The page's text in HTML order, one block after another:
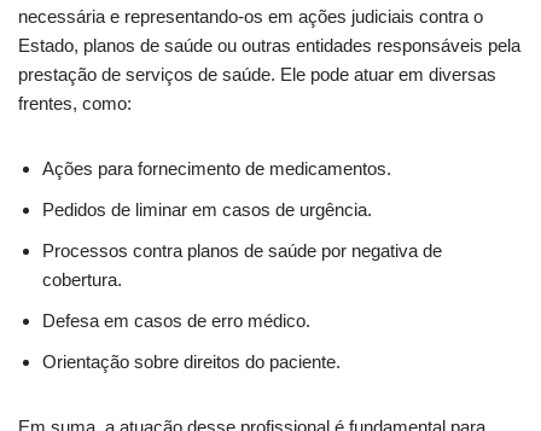
necessária e representando-os em ações judiciais contra o
Estado, planos de saúde ou outras entidades responsáveis pela
prestação de serviços de saúde. Ele pode atuar em diversas
frentes, como:
Ações para fornecimento de medicamentos.
Pedidos de liminar em casos de urgência.
Processos contra planos de saúde por negativa de
cobertura.
Defesa em casos de erro médico.
Orientação sobre direitos do paciente.
Em suma, a atuação desse profissional é fundamental para